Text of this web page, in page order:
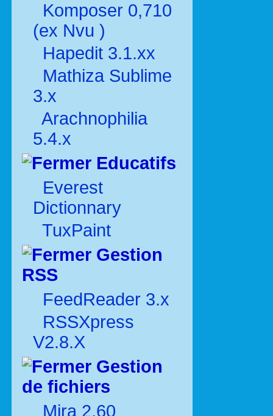
Komposer 0,710
(ex Nvu )
Hapedit 3.1.xx
Mathiza Sublime
3.x
Arachnophilia
5.4.x
Educatifs
Everest
Dictionnary
TuxPaint
Gestion
RSS
FeedReader 3.x
RSSXpress
V2.8.X
Gestion
de fichiers
Mira 2.60